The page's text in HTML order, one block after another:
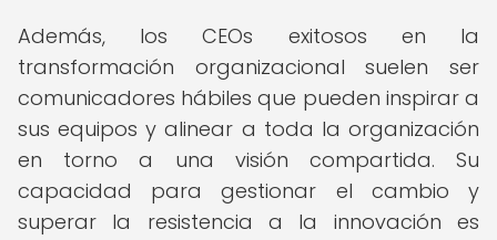
Además, los CEOs exitosos en la
transformación organizacional suelen ser
comunicadores hábiles que pueden inspirar a
sus equipos y alinear a toda la organización
en torno a una visión compartida. Su
capacidad para gestionar el cambio y
superar la resistencia a la innovación es